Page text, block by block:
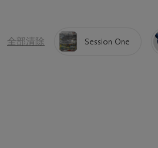
全部清除 Session One